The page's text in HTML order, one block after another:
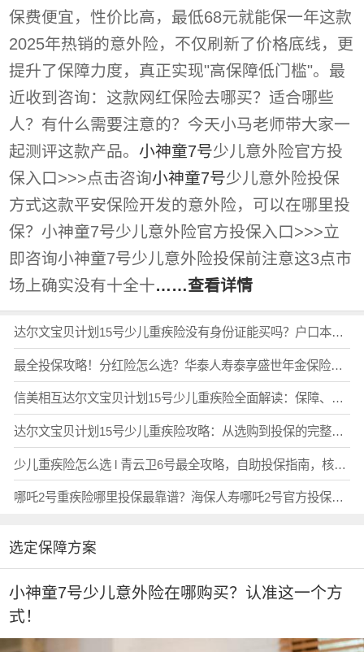
保费便宜，性价比高，最低68元就能保一年这款
2025年热销的意外险，不仅刷新了价格底线，更
提升了保障力度，真正实现"高保障低门槛"。最
近收到咨询：这款网红保险去哪买？适合哪些
人？有什么需要注意的？今天小马老师带大家一
起测评这款产品。小神童7号少儿意外险官方投
保入口>>>点击咨询小神童7号少儿意外险投保
方式这款平安保险开发的意外险，可以在哪里投
保？小神童7号少儿意外险官方投保入口>>>立
即咨询小神童7号少儿意外险投保前注意这3点市
场上确实没有十全十……查看详情
达尔文宝贝计划15号少儿重疾险没有身份证能买吗？户口本投保全攻略
最全投保攻略！分红险怎么选？华泰人寿泰享盛世年金保险（分红型）值得买吗？在哪买？
信美相互达尔文宝贝计划15号少儿重疾险全面解读：保障、价格、公司、投保全攻略
达尔文宝贝计划15号少儿重疾险攻略：从选购到投保的完整避坑指南
少儿重疾险怎么选 l 青云卫6号最全攻略，自助投保指南，核保放宽+优缺点分析！
哪吒2号重疾险哪里投保最靠谱？海保人寿哪吒2号官方投保入口全攻略
选定保障方案
小神童7号少儿意外险在哪购买？认准这一个方
式！